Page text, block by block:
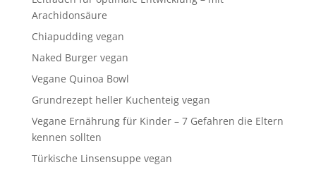
Arachidonsäure
Chiapudding vegan
Naked Burger vegan
Vegane Quinoa Bowl
Grundrezept heller Kuchenteig vegan
Vegane Ernährung für Kinder – 7 Gefahren die Eltern
kennen sollten
Türkische Linsensuppe vegan